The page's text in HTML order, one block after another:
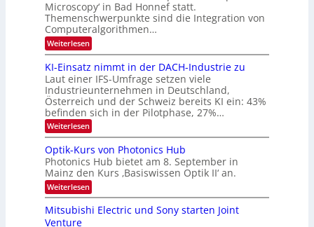
n
k
t
n
s
m
e
l
d
e
t
s
t
a
r
k
e
W
a
c
h
s
u
Microscopy‘ in Bad Honnef statt.
Themenschwerpunkte sind die Integration von
Computeralgorithmen…
Weiterlesen:
8
9
.
W
E
-
H
e
r
a
e
u
s
-
S
e
KI-Einsatz nimmt in der DACH-Industrie zu
Laut einer IFS-Umfrage setzen viele
Industrieunternehmen in Deutschland,
Österreich und der Schweiz bereits KI ein: 43%
befinden sich in der Pilotphase, 27%…
Weiterlesen:
K
-
E
i
n
s
a
t
Optik-Kurs von Photonics Hub
Photonics Hub bietet am 8. September in
Mainz den Kurs ‚Basiswissen Optik II‘ an.
Weiterlesen:
O
p
t
Mitsubishi Electric und Sony starten Joint
Venture